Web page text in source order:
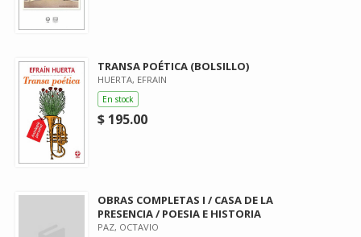
TRANSA POÉTICA (BOLSILLO)
HUERTA, EFRAIN
En stock
$ 195.00
OBRAS COMPLETAS I / CASA DE LA
PRESENCIA / POESIA E HISTORIA
PAZ, OCTAVIO